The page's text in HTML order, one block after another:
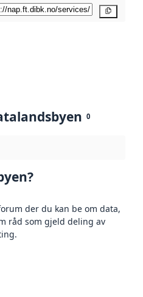
0
der du kan be om data,
råd som gjeld deling av